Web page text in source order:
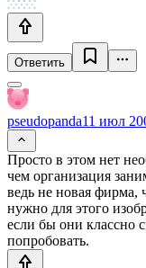
Ответить
pseudopanda11 июл
Просто в этом нет
чем организация
ведь не новая
нужно для этого
если бы они классно
попробовать.